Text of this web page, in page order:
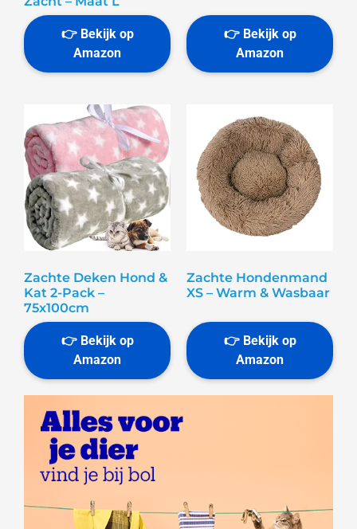
Zachte Deken Hond &
Kat 2-Pack –
75x100cm
Zachte Hondenmand
XS – Warm & Wasbaar